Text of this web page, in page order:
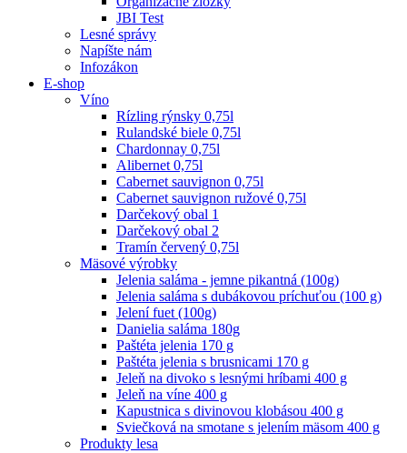
JBI Test
Lesné správy
Napíšte nám
Infozákon
E-shop
Víno
Rízling rýnsky 0,75l
Rulandské biele 0,75l
Chardonnay 0,75l
Alibernet 0,75l
Cabernet sauvignon 0,75l
Cabernet sauvignon ružové 0,75l
Darčekový obal 1
Darčekový obal 2
Tramín červený 0,75l
Mäsové výrobky
Jelenia saláma - jemne pikantná (100g)
Jelenia saláma s dubákovou príchuťou (100 g)
Jelení fuet (100g)
Danielia saláma 180g
Paštéta jelenia 170 g
Paštéta jelenia s brusnicami 170 g
Jeleň na divoko s lesnými hríbami 400 g
Jeleň na víne 400 g
Kapustnica s divinovou klobásou 400 g
Sviečková na smotane s jelením mäsom 400 g
Produkty lesa